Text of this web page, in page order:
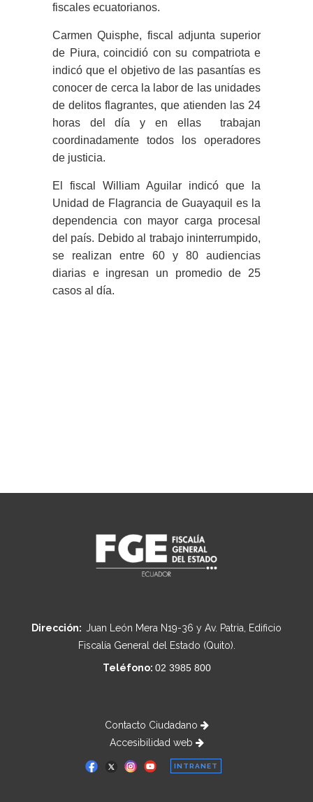
fiscales ecuatorianos.
Carmen Quisphe, fiscal adjunta superior
de Piura, coincidió con su compatriota e
indicó que el objetivo de las pasantías es
conocer de cerca la labor de las unidades
de delitos flagrantes, que atienden las 24
horas del día y en ellas trabajan
coordinadamente todos los operadores
de justicia.
El fiscal William Aguilar indicó que la
Unidad de Flagrancia de Guayaquil es la
dependencia con mayor carga procesal
del país. Debido al trabajo ininterrumpido,
se realizan entre 60 y 80 audiencias
diarias e ingresan un promedio de 25
casos al día.
Dirección: Juan León Mera N19-36 y Av. Patria, Edificio
Fiscalía General del Estado (Quito).
Teléfono: 02 3985 800
Contacto Ciudadano
Accesibilidad web
INTRANET